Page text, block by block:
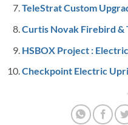
TeleStrat Custom
Curtis Novak Firebird &
HSBOX Project :
Checkpoint Electric